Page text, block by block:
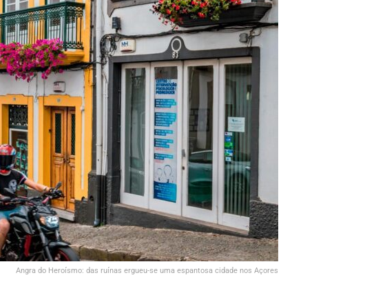
Angra do Heroísmo: das ruínas ergueu-se uma espantosa cidade nos Açores